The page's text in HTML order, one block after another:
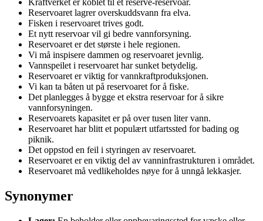
Reservoaret lagrer overskuddsvann fra elva.
Fisken i reservoaret trives godt.
Et nytt reservoar vil gi bedre vannforsyning.
Reservoaret er det største i hele regionen.
Vi må inspisere dammen og reservoaret jevnlig.
Vannspeilet i reservoaret har sunket betydelig.
Reservoaret er viktig for vannkraftproduksjonen.
Vi kan ta båten ut på reservoaret for å fiske.
Det planlegges å bygge et ekstra reservoar for å sikre
vannforsyningen.
Reservoarets kapasitet er på over tusen liter vann.
Reservoaret har blitt et populært utfartssted for bading og
piknik.
Det oppstod en feil i styringen av reservoaret.
Reservoaret er en viktig del av vanninfrastrukturen i området.
Reservoaret må vedlikeholdes nøye for å unngå lekkasjer.
Synonymer